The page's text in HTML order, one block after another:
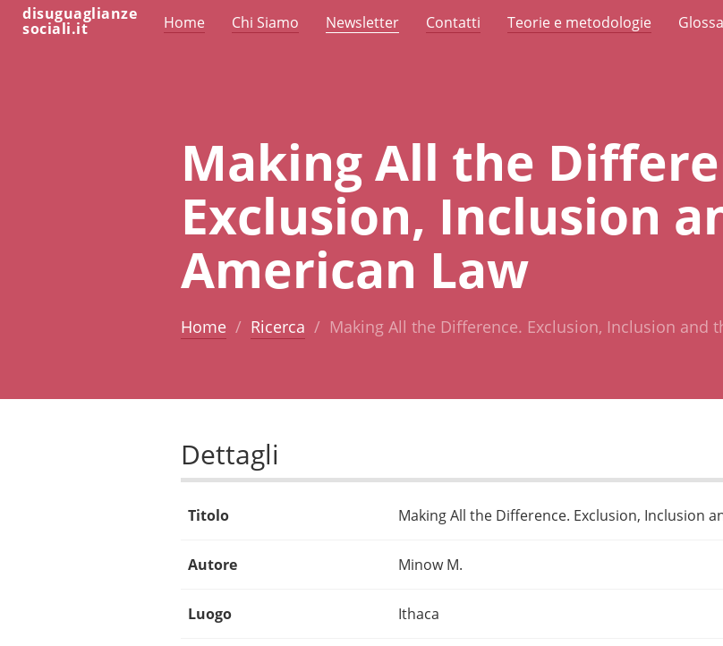
disuguaglianze
sociali.it Home Chi Siamo Newsletter Contatti Teorie e metodologie
Making All the
Exclusion, Inclusion
American Law
Home Ricerca Making All the Difference. Exclusion, Inclusion and
Dettagli
Titolo Making All the Difference. Exclusion, Inclusion
Autore Minow M.
Luogo Ithaca